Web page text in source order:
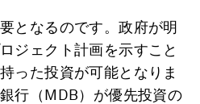
となるのです。政府が明
ジェクト計画を示すこと
った投資が可能となりま
行（MDB）が優先投資の